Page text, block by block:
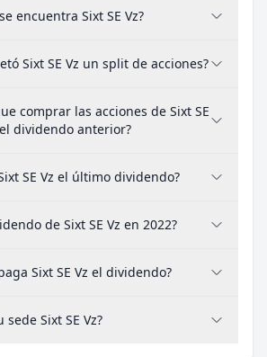
encuentra Sixt SE Vz?
Sixt SE Vz un split de acciones?
comprar las acciones de Sixt SE
dividendo anterior?
SE Vz el último dividendo?
de Sixt SE Vz en 2022?
Sixt SE Vz el dividendo?
Sixt SE Vz?